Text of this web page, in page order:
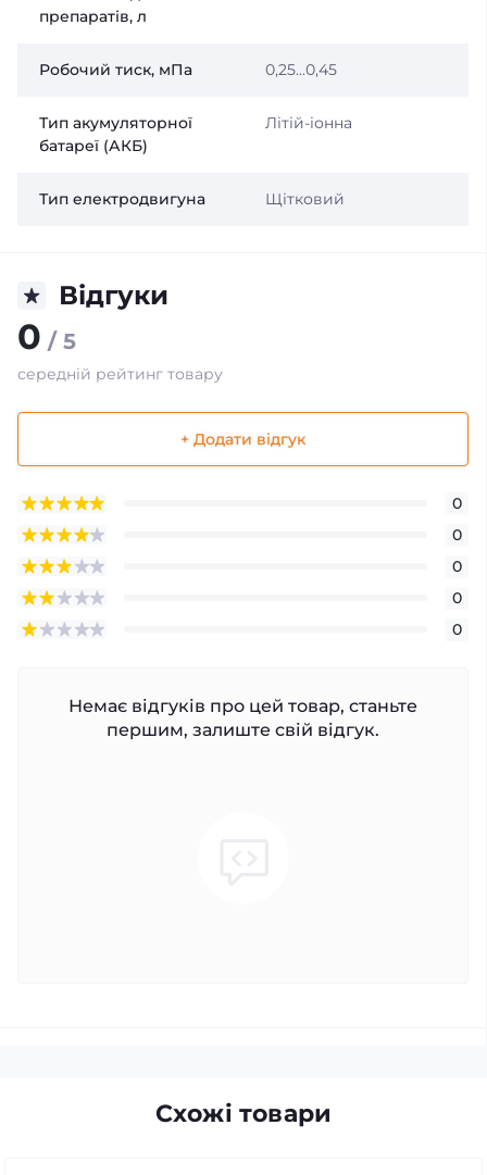
препаратів, л
Робочий тиск, мПа 0,25...0,45
Тип акумуляторної
батареї (АКБ)
Літій-іонна
Тип електродвигуна Щітковий
Відгуки
0 / 5
середній рейтинг товару
+ Додати відгук
0
0
0
0
0
Немає відгуків про цей товар, станьте
першим, залиште свій відгук.
Схожі товари